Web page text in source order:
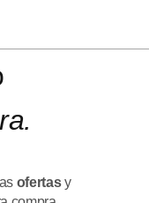
ofertasy